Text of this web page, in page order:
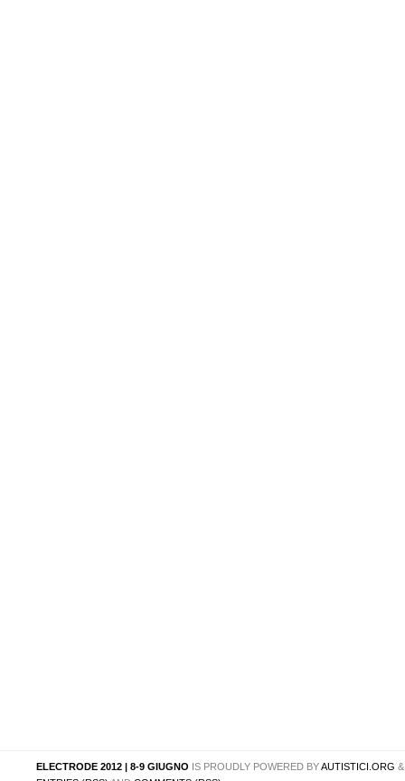
ELECTRODE 2012 | 8-9 GIUGNO IS PROUDLY POWERED BYAUTISTICI.ORG